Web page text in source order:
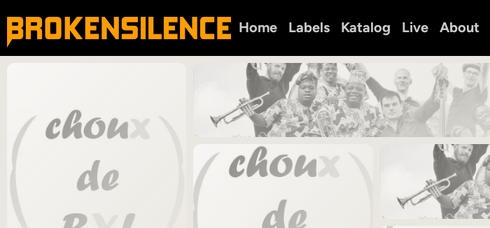
Home Labels Katalog Live About